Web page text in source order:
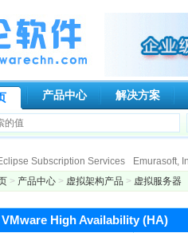
产品中心 解决方案
Subscription Services
Emurasoft,
LLC. Globalscape N-stalker
KIWI Enterprise
BCL Technologies
Inc.
Altova Datakit
ActiveXperts
AeroHydro, Inc. Fortres Grand Corporation
> 产品中心> 虚拟架构产品 > 虚拟服务器
VMware High Availability (HA)